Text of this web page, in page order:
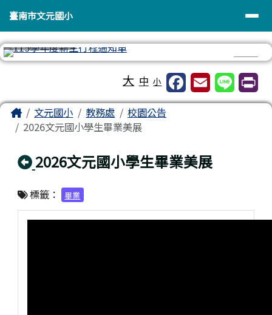
臺南市文元國小
導覽列
臺南市文元國小
大 中 小
主內容區域
Home文元國小 教務處
校園公告
2026文元國小學生畢業美展
回上頁
2026文元國小學生畢業美展
標籤： 畢業
頁尾區域